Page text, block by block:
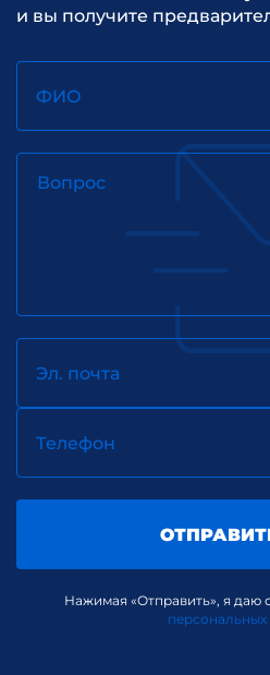
и вы получите
ФИО
Вопрос
Эл. почта
Телефон
Нажимая «Отправить», я даю